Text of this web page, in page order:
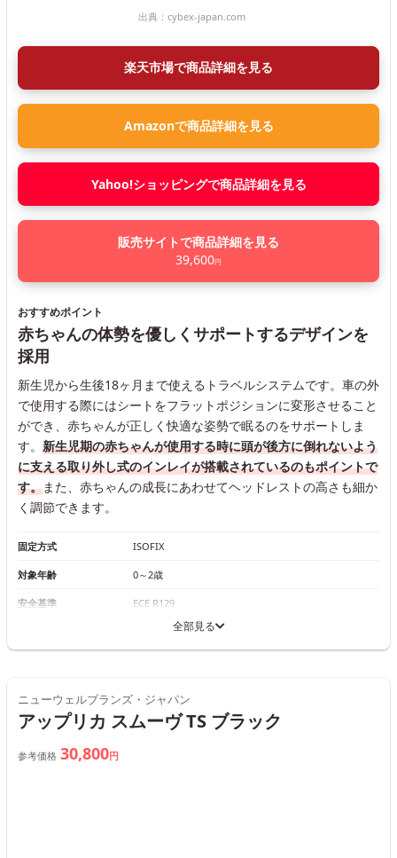
出典： cybex-japan.com
楽天市場で商品詳細を見る
Amazonで商品詳細を見る
Yahoo!ショッピングで商品詳細を見る
販売サイトで商品詳細を見る
39,600円
おすすめポイント
赤ちゃんの体勢を優しくサポートするデザインを
採用
新生児から生後18ヶ月まで使えるトラベルシステムです。車の外
で使用する際にはシートをフラットポジションに変形させること
ができ、赤ちゃんが正しく快適な姿勢で眠るのをサポートしま
す。 新生児期の赤ちゃんが使用する時に頭が後方に倒れないよう
に支える取り外し式のインレイが搭載されているのもポイントで
す。また、赤ちゃんの成長にあわせてヘッドレストの高さも細か
く調節できます。
固定方式 ISOFIX
対象年齢 0～2歳
安全基準 ECE R129
全部見る
ニューウェルブランズ・ジャパン
アップリカ スムーヴ TS ブラック
参考価格 30,800円